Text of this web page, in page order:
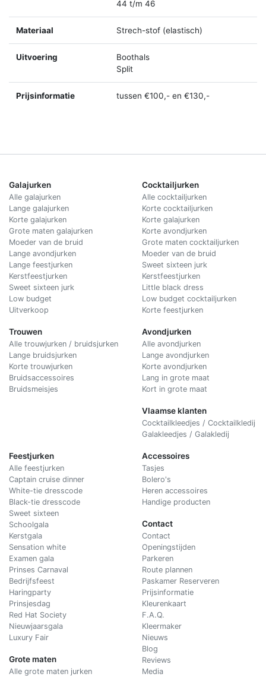
44 t/m 46
Materiaal Strech-stof (elastisch)
Uitvoering
Boothals
Split
Prijsinformatie tussen €100,- en €130,-
Galajurken
Alle galajurken
Lange galajurken
Korte galajurken
Grote maten galajurken
Moeder van de bruid
Lange avondjurken
Lange feestjurken
Kerstfeestjurken
Sweet sixteen jurk
Low budget
Uitverkoop
Trouwen
Alle trouwjurken / bruidsjurken
Lange bruidsjurken
Korte trouwjurken
Bruidsaccessoires
Bruidsmeisjes
Cocktailjurken
Alle cocktailjurken
Korte cocktailjurken
Korte galajurken
Korte avondjurken
Grote maten cocktailjurken
Moeder van de bruid
Sweet sixteen jurk
Kerstfeestjurken
Little black dress
Low budget cocktailjurken
Korte feestjurken
Avondjurken
Alle avondjurken
Lange avondjurken
Korte avondjurken
Lang in grote maat
Kort in grote maat
Vlaamse klanten
Cocktailkleedjes / Cocktailkledij
Galakleedjes / Galakledij
Feestjurken
Alle feestjurken
Captain cruise dinner
White-tie dresscode
Black-tie dresscode
Sweet sixteen
Schoolgala
Kerstgala
Sensation white
Examen gala
Prinses Carnaval
Bedrijfsfeest
Haringparty
Prinsjesdag
Red Hat Society
Nieuwjaarsgala
Luxury Fair
Grote maten
Alle grote maten jurken
Accessoires
Tasjes
Bolero's
Heren accessoires
Handige producten
Contact
Contact
Openingstijden
Parkeren
Route plannen
Paskamer Reserveren
Prijsinformatie
Kleurenkaart
F.A.Q.
Kleermaker
Nieuws
Blog
Reviews
Media